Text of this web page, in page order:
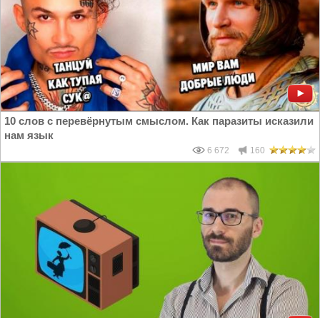
10 слов с перевёрнутым смыслом. Как паразиты исказили
нам язык
6 672 160